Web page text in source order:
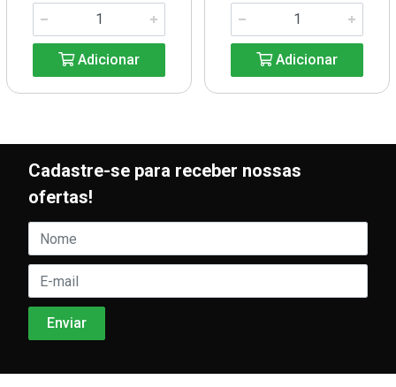
Adicionar Adicionar
Cadastre-se para receber nossas
ofertas!